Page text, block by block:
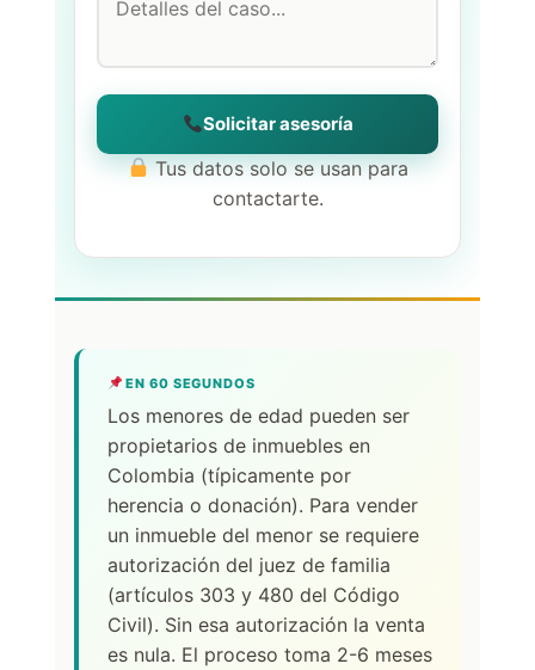
Solicitar asesoría
Tus datos solo se usan para
contactarte.
EN 60 SEGUNDOS
Los menores de edad pueden ser
propietarios de inmuebles en
Colombia (típicamente por
herencia o donación). Para vender
un inmueble del menor se requiere
autorización del juez de familia
(artículos 303 y 480 del Código
Civil). Sin esa autorización la venta
es nula. El proceso toma 2-6 meses